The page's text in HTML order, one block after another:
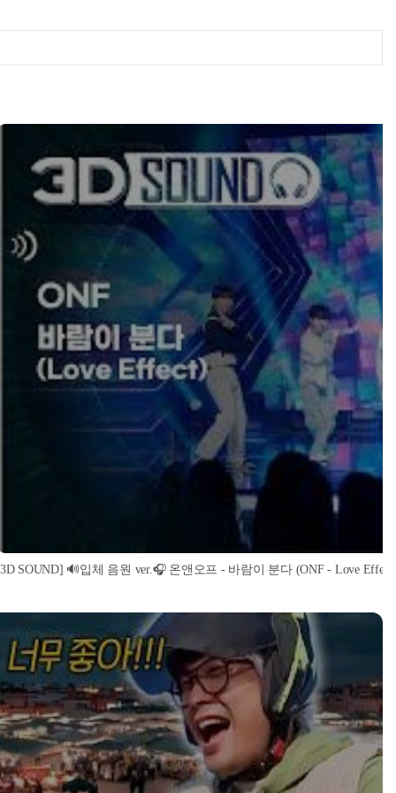
SOUND] 🔊입체 음원 ver.🎧 온앤오프 - 바람이 분다 (ONF - Love Effect)